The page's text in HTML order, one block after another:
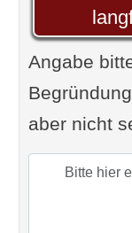
Angabe
aber nicht